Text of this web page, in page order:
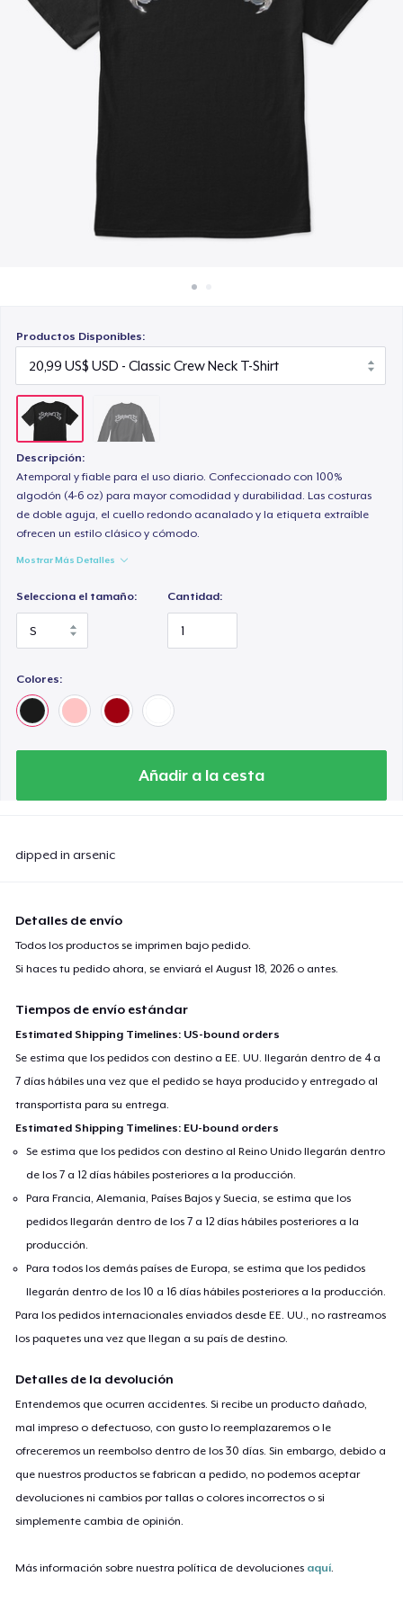
Productos Disponibles:
Descripción:
Atemporal y fiable para el uso diario. Confeccionado con 100%
algodón (4-6 oz) para mayor comodidad y durabilidad. Las costuras
de doble aguja, el cuello redondo acanalado y la etiqueta extraíble
ofrecen un estilo clásico y cómodo.
Mostrar Más Detalles
Selecciona el tamaño: Cantidad:
Colores:
Añadir a la cesta
dipped in arsenic
Detalles de envío
Todos los productos se imprimen bajo pedido.
Si haces tu pedido ahora, se enviará elAugust 18, 2026 o antes.
Tiempos de envío estándar
Estimated Shipping Timelines: US-bound orders
Se estima que los pedidos con destino a EE. UU. llegarán dentro de 4 a
7 días hábiles una vez que el pedido se haya producido y entregado al
transportista para su entrega.
Estimated Shipping Timelines: EU-bound orders
Se estima que los pedidos con destino al Reino Unido llegarán dentro
de los 7 a 12 días hábiles posteriores a la producción.
Para Francia, Alemania, Países Bajos y Suecia, se estima que los
pedidos llegarán dentro de los 7 a 12 días hábiles posteriores a la
producción.
Para todos los demás países de Europa, se estima que los pedidos
llegarán dentro de los 10 a 16 días hábiles posteriores a la producción.
Para los pedidos internacionales enviados desde EE. UU., no rastreamos
los paquetes una vez que llegan a su país de destino.
Detalles de la devolución
Entendemos que ocurren accidentes. Si recibe un producto dañado,
mal impreso o defectuoso, con gusto lo reemplazaremos o le
ofreceremos un reembolso dentro de los 30 días. Sin embargo, debido a
que nuestros productos se fabrican a pedido, no podemos aceptar
devoluciones ni cambios por tallas o colores incorrectos o si
simplemente cambia de opinión.
Más información sobre nuestra política de devoluciones aquí.